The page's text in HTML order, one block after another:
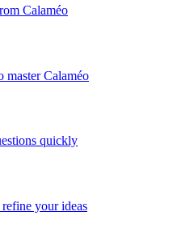
Calaméo
master Calaméo
quickly
your ideas